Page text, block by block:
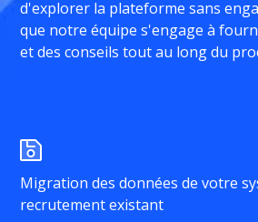
d'explorer la plateforme sans
que notre équipe s'engage à
et des conseils tout au long du
Migration des données de votre
recrutement existant